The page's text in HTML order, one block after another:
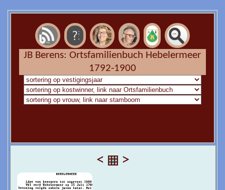
JB Berens: Ortsfamilienbuch Hebelermeer
1792-1900
< >